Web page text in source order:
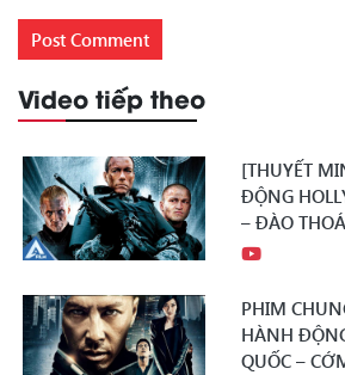
Video tiếp theo
[THUYẾT
ĐỘNG
– ĐÀO
PHIM
HÀNH
QUỐC –